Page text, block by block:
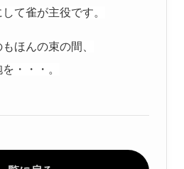
て雀が主役です。
ほんの束の間、
・・・。